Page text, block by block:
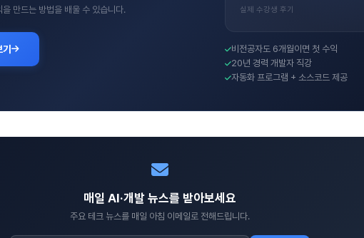
만드는 방법을 배울 수 있습니다.
기
실제 수강생 후기
비전공자도 6개월이면 첫 수익
20년 경력 개발자 직강
자동화 프로그램 + 소스코드 제공
매일 AI·개발 뉴스를 받아보세요
주요 테크 뉴스를 매일 아침 이메일로 전해드립니다.